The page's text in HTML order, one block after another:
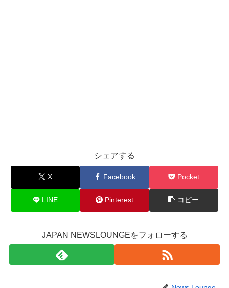
シェアする
X Facebook Pocket
LINE Pinterest コピー
JAPAN NEWSLOUNGEをフォローする